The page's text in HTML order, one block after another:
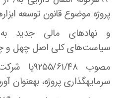
پروژه موضوع قانون توسعه
و نهاد‌های مالی جدید
سیاست‌های کلی اصل چهل و چهارم(
مصوب
سرمایهگذاری پروژه، بهعنوان